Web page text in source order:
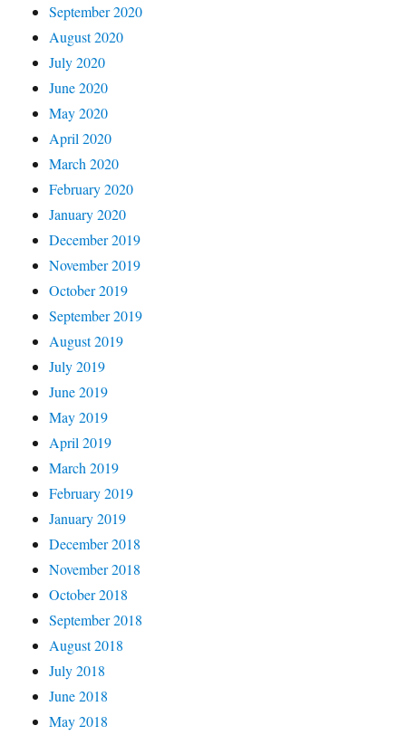
September 2020
August 2020
July 2020
June 2020
May 2020
April 2020
March 2020
February 2020
January 2020
December 2019
November 2019
October 2019
September 2019
August 2019
July 2019
June 2019
May 2019
April 2019
March 2019
February 2019
January 2019
December 2018
November 2018
October 2018
September 2018
August 2018
July 2018
June 2018
May 2018